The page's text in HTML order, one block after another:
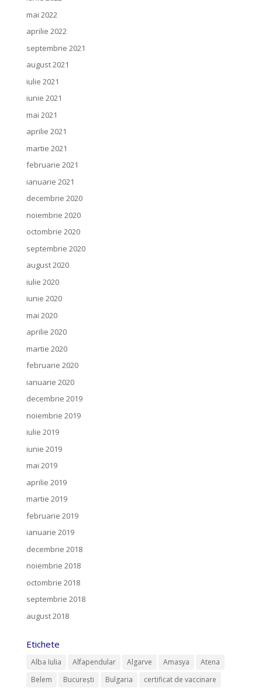
mai 2022
aprilie 2022
septembrie 2021
august 2021
iulie 2021
iunie 2021
mai 2021
aprilie 2021
martie 2021
februarie 2021
ianuarie 2021
decembrie 2020
noiembrie 2020
octombrie 2020
septembrie 2020
august 2020
iulie 2020
iunie 2020
mai 2020
aprilie 2020
martie 2020
februarie 2020
ianuarie 2020
decembrie 2019
noiembrie 2019
iulie 2019
iunie 2019
mai 2019
aprilie 2019
martie 2019
februarie 2019
ianuarie 2019
decembrie 2018
noiembrie 2018
octombrie 2018
septembrie 2018
august 2018
Etichete
Alba Iulia Alfapendular Algarve Amasya
Atena
Belem
București Bulgaria
certificat de vaccinare